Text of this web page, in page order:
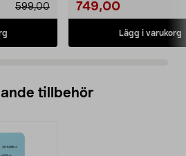
599,00 749,00
Lägg i varukorg
tillbehör